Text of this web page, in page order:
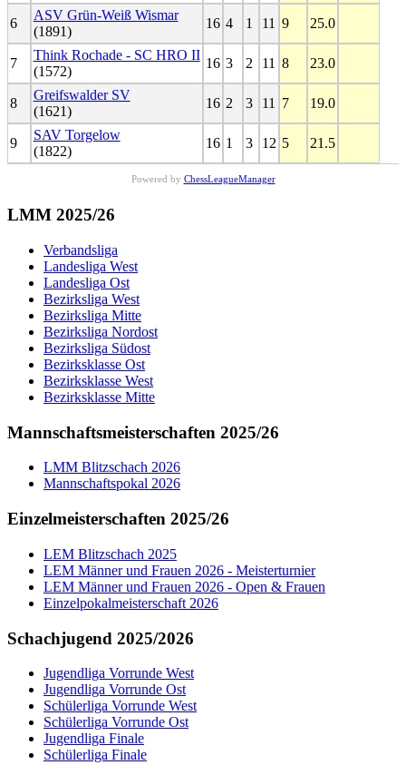
6
ASV Grün-Weiß Wismar
(1891)
16 4 1 11 9 25.0
7
Think Rochade - SC HRO II
(1572)
16 3 2 11 8 23.0
8
Greifswalder SV
(1621)
16 2 3 11 7 19.0
9
SAV Torgelow
(1822)
16 1 3 12 5 21.5
Powered by ChessLeagueManager
LMM 2025/26
Verbandsliga
Landesliga West
Landesliga Ost
Bezirksliga West
Bezirksliga Mitte
Bezirksliga Nordost
Bezirksliga Südost
Bezirksklasse Ost
Bezirksklasse West
Bezirksklasse Mitte
Mannschaftsmeisterschaften 2025/26
LMM Blitzschach 2026
Mannschaftspokal 2026
Einzelmeisterschaften 2025/26
LEM Blitzschach 2025
LEM Männer und Frauen 2026 - Meisterturnier
LEM Männer und Frauen 2026 - Open & Frauen
Einzelpokalmeisterschaft 2026
Schachjugend 2025/2026
Jugendliga Vorrunde West
Jugendliga Vorrunde Ost
Schülerliga Vorrunde West
Schülerliga Vorrunde Ost
Jugendliga Finale
Schülerliga Finale